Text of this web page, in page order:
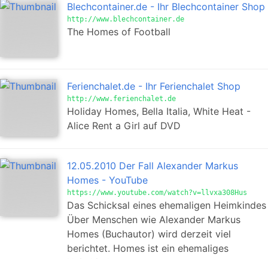
Blechcontainer.de - Ihr Blechcontainer Shop
http://www.blechcontainer.de
The Homes of Football
Ferienchalet.de - Ihr Ferienchalet Shop
http://www.ferienchalet.de
Holiday Homes, Bella Italia, White Heat -
Alice Rent a Girl auf DVD
12.05.2010 Der Fall Alexander Markus
Homes - YouTube
https://www.youtube.com/watch?v=llvxa308Hus
Das Schicksal eines ehemaligen Heimkindes
Über Menschen wie Alexander Markus
Homes (Buchautor) wird derzeit viel
berichtet. Homes ist ein ehemaliges